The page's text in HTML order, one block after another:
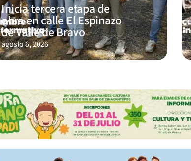
Inicia tercera etapa de
obra en calle El Espinazo
de Valle de Bravo
agosto 6, 2026